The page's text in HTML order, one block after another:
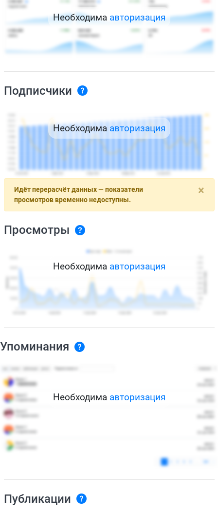
Необходима авторизация
Подписчики
Необходима авторизация
×
Идёт перерасчёт данных — показатели
просмотров временно недоступны.
Просмотры
Необходима авторизация
Упоминания
Необходима авторизация
Публикации